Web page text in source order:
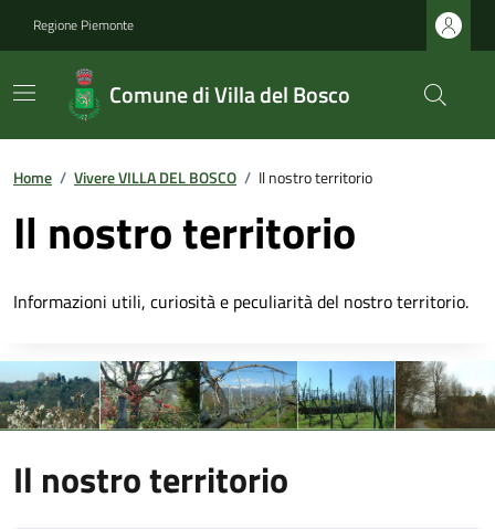
Regione Piemonte
Comune di Villa del Bosco
Home / Vivere VILLA DEL BOSCO / Il nostro territorio
Il nostro territorio
Informazioni utili, curiosità e peculiarità del nostro territorio.
Il nostro territorio